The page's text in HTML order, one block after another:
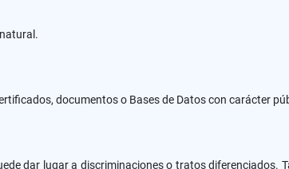
documentos o Bases de Datos con carácter
dar lugar a discriminaciones o tratos diferenciados.